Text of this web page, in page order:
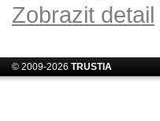
Zobrazit detail
© 2009-2026 TRUSTIA